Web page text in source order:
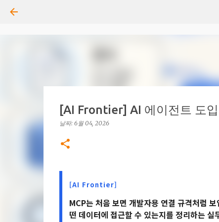
[AI Frontier] AI 에이전트 도
날짜: 6월 04, 2026
[AI Frontier]
MCP는 처음 보면 개발자용 연결 규격처럼
떤 데이터에 접근할 수 있는지를 정리하는